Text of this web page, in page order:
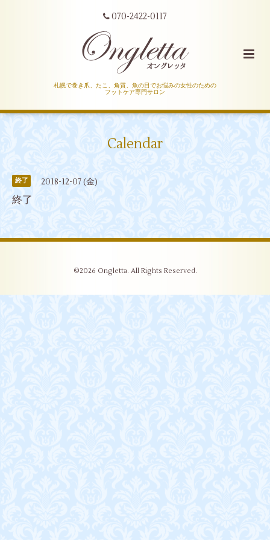
070-2422-0117
札幌で巻き爪、たこ、角質、魚の目でお悩みの女性のための
フットケア専門サロン
Calendar
終了 2018-12-07 (金)
終了
©2026 Ongletta. All Rights Reserved.